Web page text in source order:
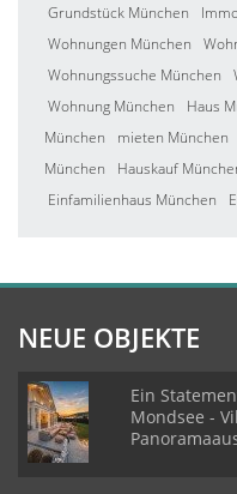
Grundstück München
Wohnungen München
Wohnungssuche München
Wohnung München
Haus
München
mieten München
München
Hauskauf
Einfamilienhaus München
NEUE OBJEKTE
Ein
Mondsee -